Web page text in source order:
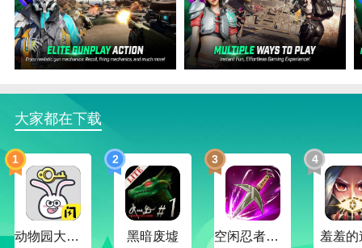
真的场景提供了惊人的视觉体验。
具有3D音效和7.1声道环绕声的高品质音频让玩家
感觉就像在一个真实的战场上。
3.实景拍摄
通过大量的枪支、近战武器和具有逼真轨迹和轨迹
绝地求生 未来之役手游下载最新版本内容
绝地求生
未来之役手游一款以未来世界为背景的战
斗枪战游戏，玩家将在这个虚拟战场上体验真实而动态
的枪战和下一代互动游戏。游戏提供了各种武器和道具
大家都在下载
1
动物园大冒险
2
黑暗废墟
3
空闲忍者传奇
4
羞羞的